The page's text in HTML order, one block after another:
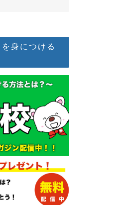
身につける